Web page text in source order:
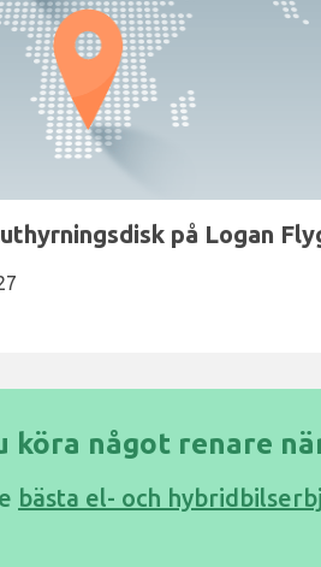
på Logan
köra något renare
bästa el- och